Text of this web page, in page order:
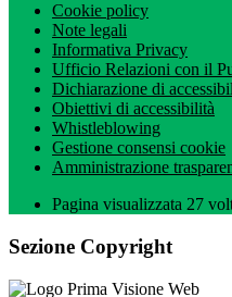
Cookie policy
Note legali
Informativa Privacy
Ufficio Relazioni con il
Dichiarazione di
Obiettivi di accessibilità
Whistleblowing
Gestione consensi cookie
Amministrazione
Pagina visualizzata 27
Sezione Copyright